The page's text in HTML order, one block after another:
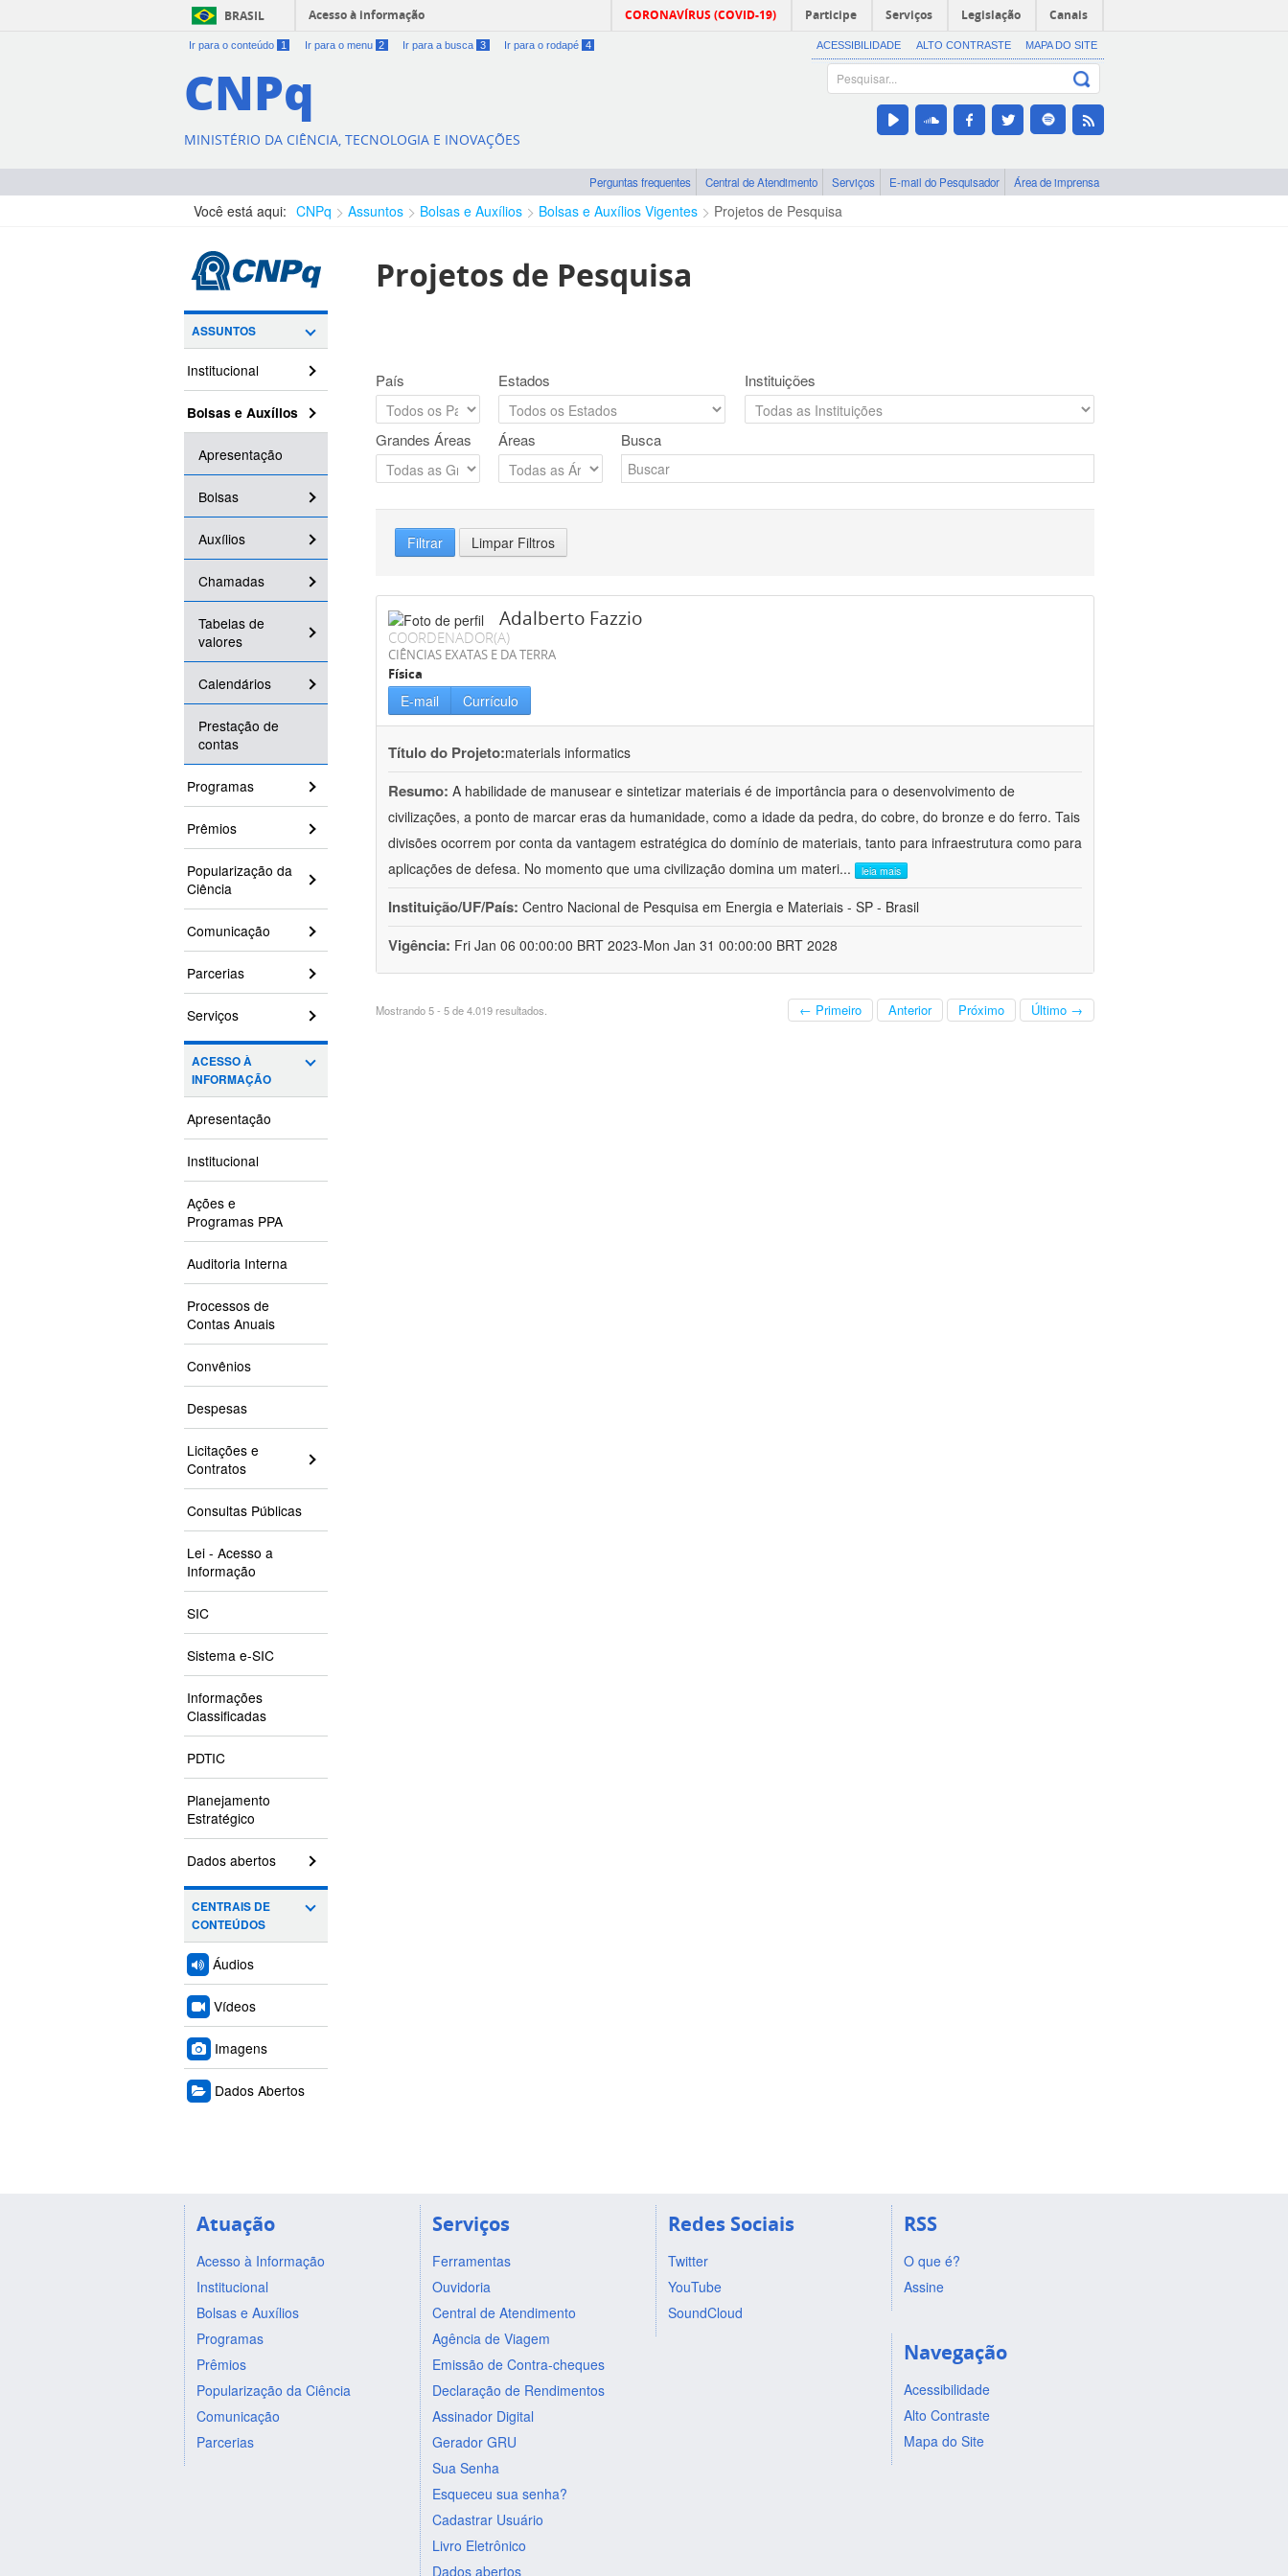
BRASIL Acesso à informação CORONAVÍRUS (COVID-19) Participe Serviços Legislação Canais
Ir para o conteúdo 1 Ir para o menu 2 Ir para a busca 3 Ir para o rodapé 4 ACESSIBILIDADE ALTO CONTRASTE MAPA DO SITE
CNPq
MINISTÉRIO DA CIÊNCIA, TECNOLOGIA E INOVAÇÕES
Perguntas frequentes Central de Atendimento Serviços E-mail do Pesquisador Área de imprensa
Você está aqui: CNPq Assuntos Bolsas e Auxílios Bolsas e Auxílios Vigentes Projetos de Pesquisa
ASSUNTOS
Institucional
Bolsas e Auxílios
Apresentação
Bolsas
Auxílios
Chamadas
Tabelas de
valores
Calendários
Prestação de
contas
Programas
Prêmios
Popularização da
Ciência
Comunicação
Parcerias
Serviços
ACESSO À
INFORMAÇÃO
Apresentação
Institucional
Ações e
Programas PPA
Auditoria Interna
Processos de
Contas Anuais
Convênios
Despesas
Licitações e
Contratos
Consultas Públicas
Lei - Acesso a
Informação
SIC
Sistema e-SIC
Informações
Classificadas
PDTIC
Planejamento
Estratégico
Dados abertos
CENTRAIS DE
CONTEÚDOS
Áudios
Vídeos
Imagens
Dados Abertos
Projetos de Pesquisa
País Estados Instituições
Grandes Áreas Áreas Busca
Filtrar Limpar Filtros
Adalberto Fazzio
COORDENADOR(A)
CIÊNCIAS EXATAS E DA TERRA
Física
E-mail Currículo
Título do Projeto:materials informatics
Resumo: A habilidade de manusear e sintetizar materiais é de importância para o desenvolvimento de
civilizações, a ponto de marcar eras da humanidade, como a idade da pedra, do cobre, do bronze e do ferro. Tais
divisões ocorrem por conta da vantagem estratégica do domínio de materiais, tanto para infraestrutura como para
aplicações de defesa. No momento que uma civilização domina um materi... leia mais
Instituição/UF/País: Centro Nacional de Pesquisa em Energia e Materiais - SP - Brasil
Vigência: Fri Jan 06 00:00:00 BRT 2023-Mon Jan 31 00:00:00 BRT 2028
Mostrando 5 - 5 de 4.019 resultados. ← Primeiro Anterior Próximo Último →
Atuação
Acesso à Informação
Institucional
Bolsas e Auxílios
Programas
Prêmios
Popularização da Ciência
Comunicação
Parcerias
Serviços
Ferramentas
Ouvidoria
Central de Atendimento
Agência de Viagem
Emissão de Contra-cheques
Declaração de Rendimentos
Assinador Digital
Gerador GRU
Sua Senha
Esqueceu sua senha?
Cadastrar Usuário
Livro Eletrônico
Dados abertos
Redes Sociais
Twitter
YouTube
SoundCloud
RSS
O que é?
Assine
Navegação
Acessibilidade
Alto Contraste
Mapa do Site